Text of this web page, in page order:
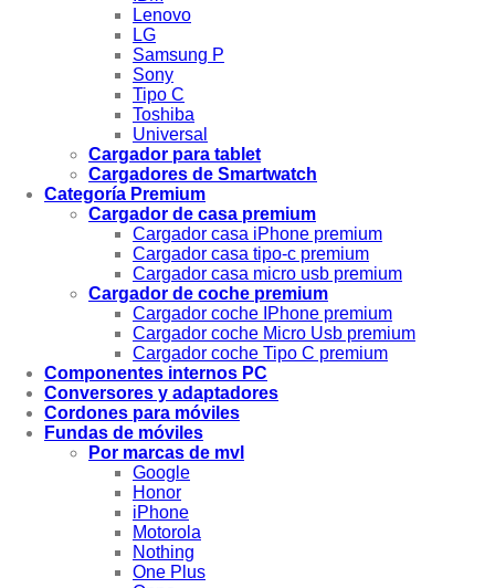
Lenovo
LG
Samsung P
Sony
Tipo C
Toshiba
Universal
Cargador para tablet
Cargadores de Smartwatch
Categoría Premium
Cargador de casa premium
Cargador casa iPhone premium
Cargador casa tipo-c premium
Cargador casa micro usb premium
Cargador de coche premium
Cargador coche IPhone premium
Cargador coche Micro Usb premium
Cargador coche Tipo C premium
Componentes internos PC
Conversores y adaptadores
Cordones para móviles
Fundas de móviles
Por marcas de mvl
Google
Honor
iPhone
Motorola
Nothing
One Plus